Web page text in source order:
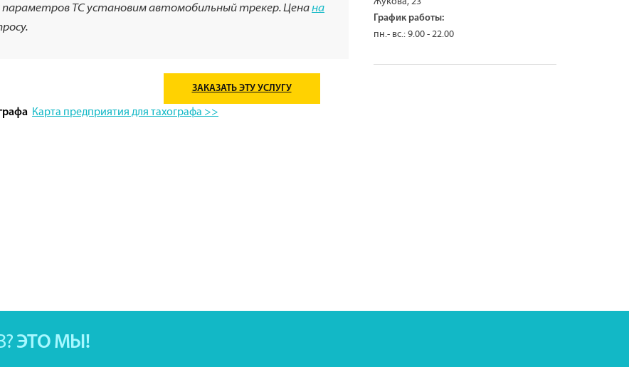
ТС установим автомобильный трекер. Ценана
ЗАКАЗАТЬ ЭТУ УСЛУГУ
Карта предприятия для тахографа >>
График работы:
пн.- вс.: 9.00 - 22.00
ЭТО МЫ!